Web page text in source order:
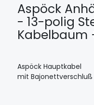
Aspöck
- 13-polig
Kabelbaum
Aspöck Hauptkabel
mit Bajonettverschluß